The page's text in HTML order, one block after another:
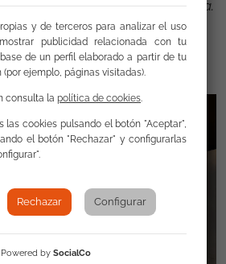
de la comunidad gitana.
Gitano (FSG) ostenta la
la Red.
y de terceros para analizar el uso
publicidad relacionada con tu
de un perfil elaborado a partir de tu
ejemplo, páginas visitadas).
consulta la política de cookies.
las cookies pulsando el botón "Aceptar",
el botón "Rechazar" y configurarlas
Rechazar Configurar
Powered by SocialCo